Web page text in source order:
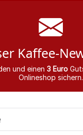
Kaffee-
und einen 3 Euro
Onlineshop sichern.